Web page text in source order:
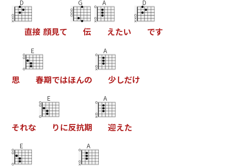
D
直接 顔見て
G
伝
A
えたい
D
です
思
E
春期ではほんの
A
少しだけ
それな
E
り に反抗期
A
迎えた
E A